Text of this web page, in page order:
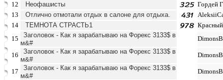
12
Неофашисты
Гордей
13
Отлично отмотали отдых в салоне для отдыха.
14
ТЕМНОТА СТРАСТЬ1
15
Заголовок - Как я зарабатываю на Форекс 3133$ в
м&#
16
Заголовок - Как я зарабатываю на Форекс 3133$ в
м&#
17
Заголовок - Как я зарабатываю на Форекс 3133$ в
м&#